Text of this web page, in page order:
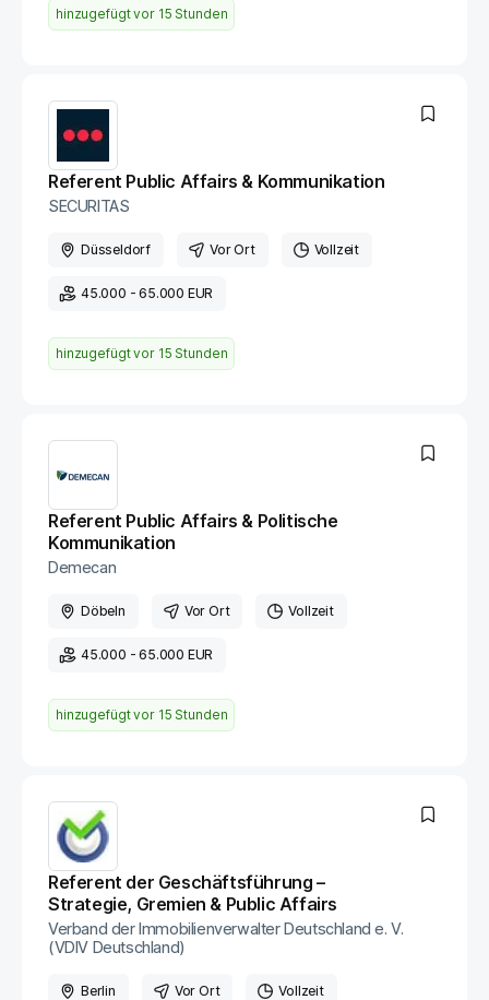
hinzugefügt vor 15 Stunden
Referent Public Affairs & Kommunikation
SECURITAS
Düsseldorf Vor Ort Vollzeit
45.000 - 65.000 EUR
hinzugefügt vor 15 Stunden
Referent Public Affairs & Politische
Kommunikation
Demecan
Döbeln Vor Ort Vollzeit
45.000 - 65.000 EUR
hinzugefügt vor 15 Stunden
Referent der Geschäftsführung –
Strategie, Gremien & Public Affairs
Verband der Immobilienverwalter Deutschland e. V.
(VDIV Deutschland)
Berlin Vor Ort Vollzeit